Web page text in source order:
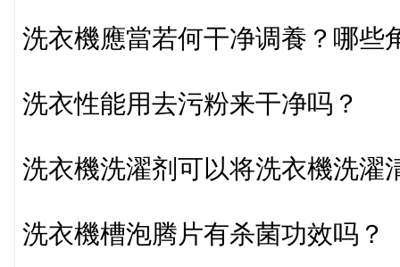
洗衣機應當若何干净调養？哪些
洗衣性能用去污粉来干净吗？
洗衣機洗濯剂可以将洗衣機洗濯
洗衣機槽泡腾片有杀菌功效吗？